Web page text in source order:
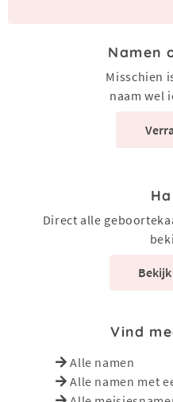
Namen
Misschien
naam wel
Direct alle
Vind
Alle namen
Alle namen met